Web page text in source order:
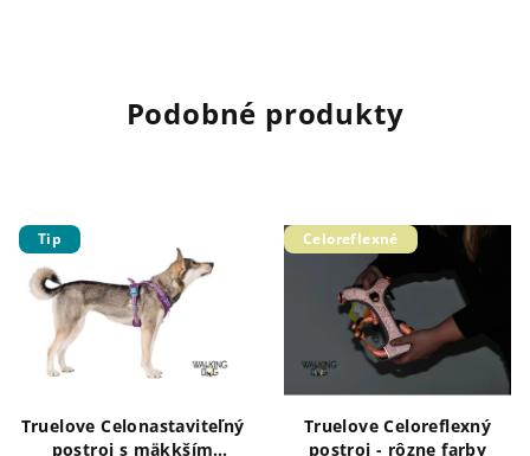
Podobné produkty
Tip
Truelove Celonastaviteľný
postroj s mäkkším
Celoreflexné
Truelove Celoreflexný
postroj - rôzne farby